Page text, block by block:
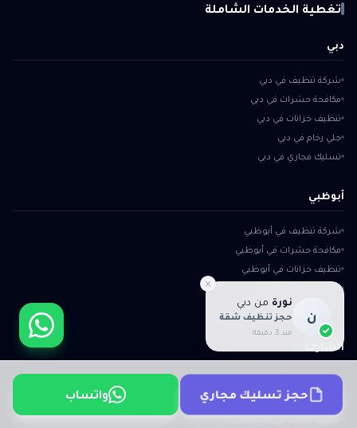
ن
نورة من دبي
حجز تنظيف شقة
منذ 3 دقيقة
تغطية الخدمات الشاملة
دبي
شركة تنظيف في دبي
مكافحة حشرات في دبي
تنظيف خزانات في دبي
جلي رخام في دبي
تسليك مجاري في دبي
أبوظبي
شركة تنظيف في أبوظبي
مكافحة حشرات في أبوظبي
تنظيف خزانات في أبوظبي
جلي رخام في أبوظبي
تسليك مجاري في أبوظبي
الشارقة
شركة تنظيف في الشارقة
رش حشرات في الشارقة
غسيل خزانات في الشارقة
حجز تسليك مجاري واتساب